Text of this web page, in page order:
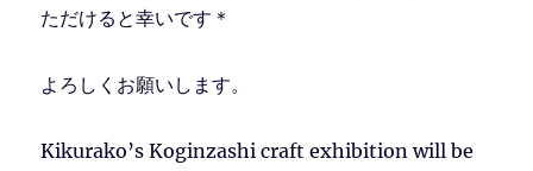
ただけると幸いです＊
よろしくお願いします。
Kikurako’s Koginzashi craft exhibition will be